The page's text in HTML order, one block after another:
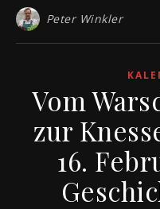
Peter Winkler
Vom
zur
16.